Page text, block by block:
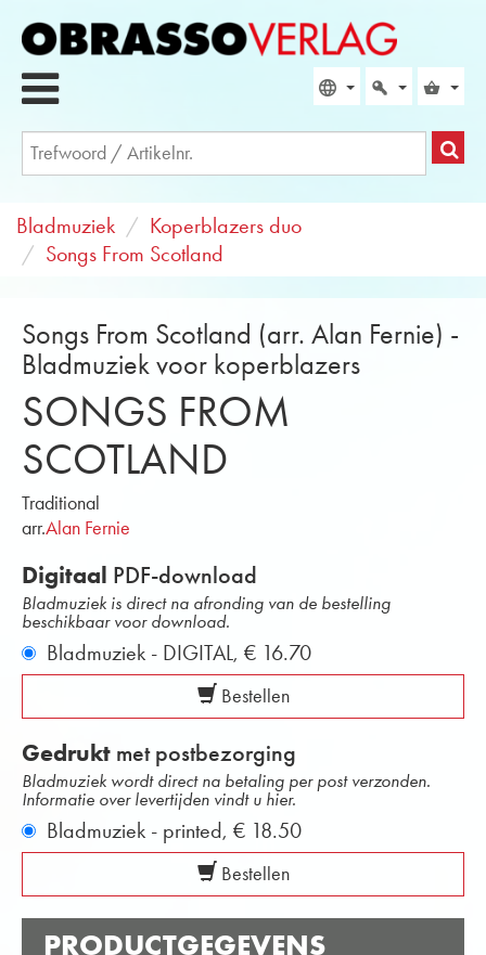
Bladmuziek
Koperblazers duo
Songs From Scotland
Songs From Scotland (arr. Alan Fernie) -
Bladmuziek voor koperblazers
SONGS FROM
SCOTLAND
Traditional
arr.Alan Fernie
Digitaal PDF-download
Bladmuziek is direct na afronding van de bestelling
beschikbaar voor download.
Bladmuziek - DIGITAL, € 16.70
Bestellen
Gedrukt met postbezorging
Bladmuziek wordt direct na betaling per post verzonden.
Informatie over levertijden vindt u hier.
Bladmuziek - printed, € 18.50
Bestellen
PRODUCTGEGEVENS